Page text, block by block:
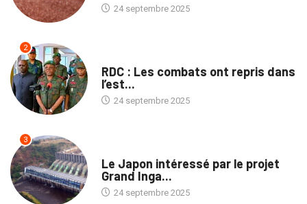
24 septembre 2025
2
RDC : Les combats ont repris dans
l’est...
24 septembre 2025
3
Le Japon intéressé par le projet
Grand Inga...
24 septembre 2025